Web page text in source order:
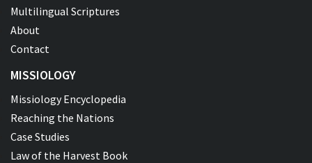
Multilingual Scriptures
About
Contact
MISSIOLOGY
Missiology Encyclopedia
Reaching the Nations
Case Studies
Law of the Harvest Book